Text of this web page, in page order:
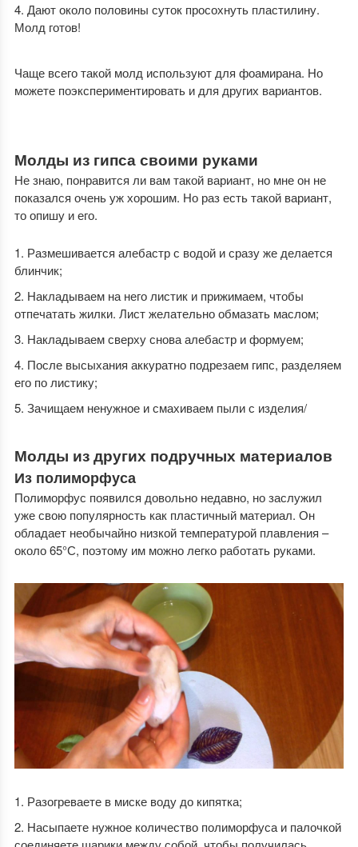
Дают около половины суток просохнуть пластилину.
Молд готов!
Чаще всего такой молд используют для фоамирана. Но
можете поэкспериментировать и для других вариантов.
Молды из гипса своими руками
Не знаю, понравится ли вам такой вариант, но мне он не
показался очень уж хорошим. Но раз есть такой вариант,
то опишу и его.
Размешивается алебастр с водой и сразу же делается
блинчик;
Накладываем на него листик и прижимаем, чтобы
отпечатать жилки. Лист желательно обмазать маслом;
Накладываем сверху снова алебастр и формуем;
После высыхания аккуратно подрезаем гипс, разделяем
его по листику;
Зачищаем ненужное и смахиваем пыли с изделия/
Молды из других подручных материалов
Из полиморфуса
Полиморфус появился довольно недавно, но заслужил
уже свою популярность как пластичный материал. Он
обладает необычайно низкой температурой плавления –
около 65°С, поэтому им можно легко работать руками.
Разогреваете в миске воду до кипятка;
Насыпаете нужное количество полиморфуса и палочкой